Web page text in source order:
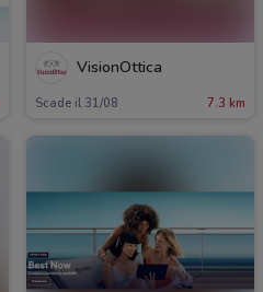
VisionOttica
Scade il 31/08 7.3 km